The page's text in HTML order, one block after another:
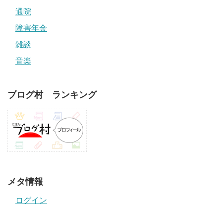
通院
障害年金
雑談
音楽
ブログ村 ランキング
メタ情報
ログイン